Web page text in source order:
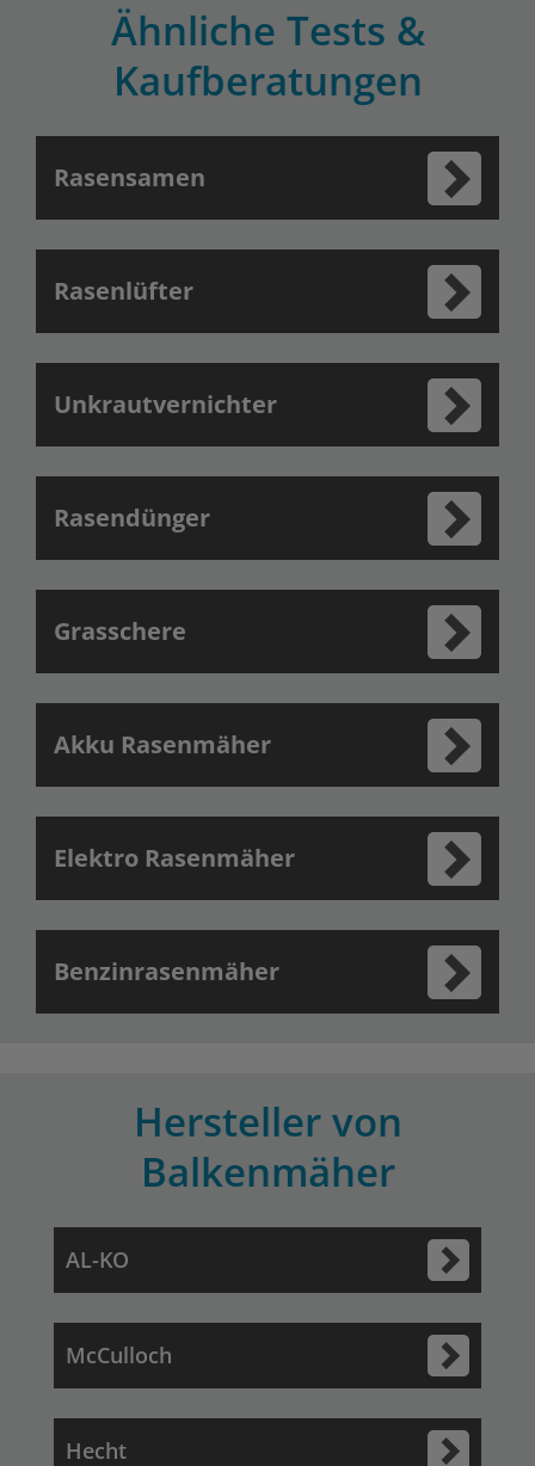
Ähnliche Tests &
Kaufberatungen
Rasensamen
Rasenlüfter
Unkrautvernichter
Rasendünger
Grasschere
Akku Rasenmäher
Elektro Rasenmäher
Benzinrasenmäher
Hersteller von
Balkenmäher
AL-KO
McCulloch
Hecht